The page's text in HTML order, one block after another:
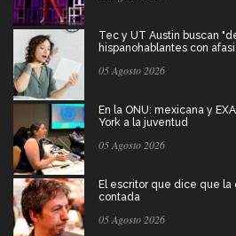
Tec y UT Austin buscan
hispanohablantes con
05 Agosto 2026
En la ONU: mexicana y
York a la juventud
05 Agosto 2026
El escritor que dice que
contada
05 Agosto 2026